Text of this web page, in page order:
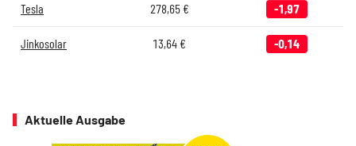
Tesla 278,65€ -1,97
Jinkosolar 13,64 € -0,14
Aktuelle Ausgabe